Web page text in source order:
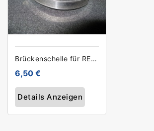
Brückenschelle für RECYduct 172mm
6,50 €
Details Anzeigen